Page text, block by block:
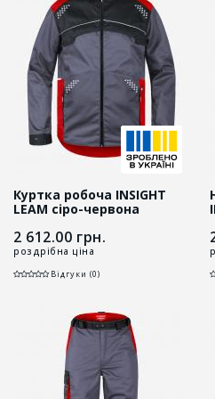
Куртка робоча INSIGHT
LEAM сіро-червона
2 612.00 грн.
роздрібна ціна
Відгуки (0)